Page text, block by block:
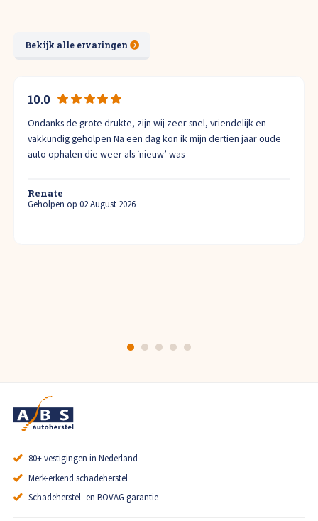
Bekijk alle ervaringen
10.0
Ondanks de grote drukte, zijn wij zeer snel, vriendelijk en
vakkundig geholpen Na een dag kon ik mijn dertien jaar oude
auto ophalen die weer als ‘nieuw’ was
Renate
Geholpen op 02 August 2026
80+ vestigingen in Nederland
Merk-erkend schadeherstel
Schadeherstel- en BOVAG garantie